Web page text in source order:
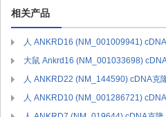
相关产品
人 ANKRD16 (NM_001009941)
大鼠 Ankrd16 (NM_001033698)
人 ANKRD22 (NM_144590) cDNA克
人 ANKRD10 (NM_001286721)